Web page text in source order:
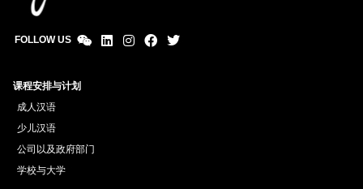
FOLLOW US
课程安排与计划
成人汉语
少儿汉语
公司以及政府部门
学校与大学